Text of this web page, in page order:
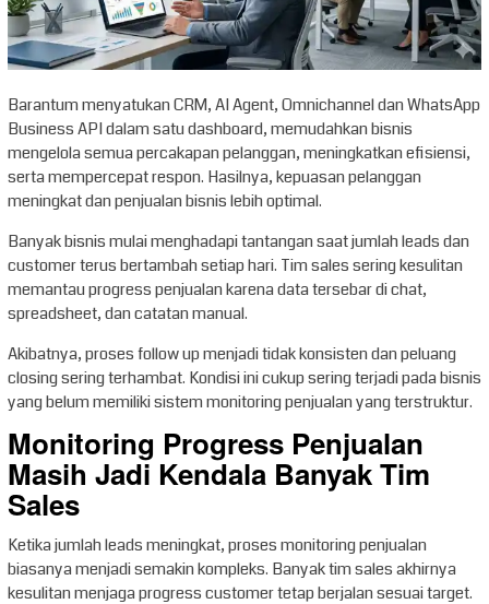
Barantum menyatukan CRM, AI Agent, Omnichannel dan WhatsApp
Business API dalam satu dashboard, memudahkan bisnis
mengelola semua percakapan pelanggan, meningkatkan efisiensi,
serta mempercepat respon. Hasilnya, kepuasan pelanggan
meningkat dan penjualan bisnis lebih optimal.
Banyak bisnis mulai menghadapi tantangan saat jumlah leads dan
customer terus bertambah setiap hari. Tim sales sering kesulitan
memantau progress penjualan karena data tersebar di chat,
spreadsheet, dan catatan manual.
Akibatnya, proses follow up menjadi tidak konsisten dan peluang
closing sering terhambat. Kondisi ini cukup sering terjadi pada bisnis
yang belum memiliki sistem monitoring penjualan yang terstruktur.
Monitoring Progress Penjualan
Masih Jadi Kendala Banyak Tim
Sales
Ketika jumlah leads meningkat, proses monitoring penjualan
biasanya menjadi semakin kompleks. Banyak tim sales akhirnya
kesulitan menjaga progress customer tetap berjalan sesuai target.